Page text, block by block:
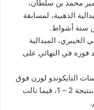
محمد بن سلطان،
الذهبية، لمسابقة
الخيبري، الميدالية
وزن فوق 80 كجم، بعد فوزه في النهائي على
التايكوندو لوزن فوق
67 كجم، بتغلبها على القطرية نور محمد بنتيجة 2 – 1، فيما نالت